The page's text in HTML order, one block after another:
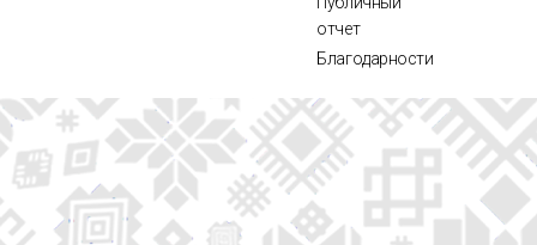
отчет
Благодарности